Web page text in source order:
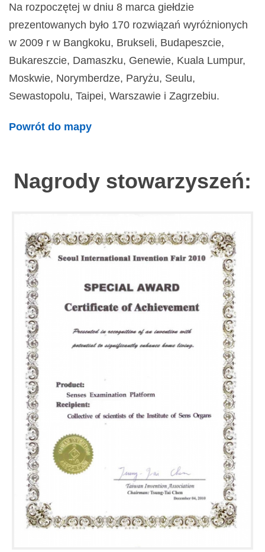
Na rozpoczętej w dniu 8 marca giełdzie
prezentowanych było 170 rozwiązań wyróżnionych
w 2009 r w Bangkoku, Brukseli, Budapeszcie,
Bukareszcie, Damaszku, Genewie, Kuala Lumpur,
Moskwie, Norymberdze, Paryżu, Seulu,
Sewastopolu, Taipei, Warszawie i Zagrzebiu.
Powrót do mapy
Nagrody stowarzyszeń: